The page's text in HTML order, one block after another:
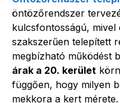
öntözőrendszer
kulcsfontosságú, mivel
szakszerűen telepített
megbízható működést
árak a 20. kerület
függően, hogy milyen
mekkora a kert